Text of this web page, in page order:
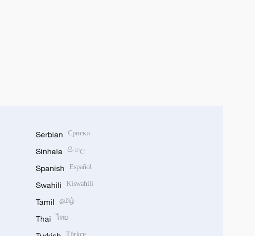
Serbian Српски
Sinhala සිංහල
Spanish Español
Swahili Kiswahili
Tamil தமிழ்
Thai ไทย
Türkçe